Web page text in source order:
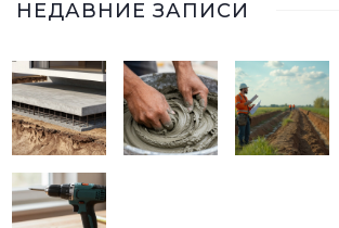
НЕДАВНИЕ ЗАПИСИ